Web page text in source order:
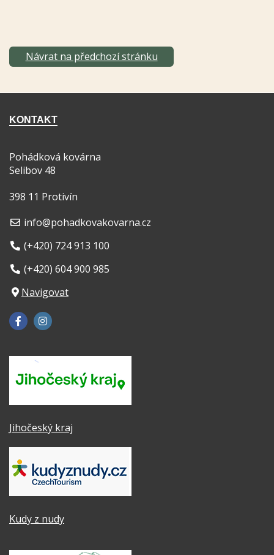
Návrat na předchozí stránku
KONTAKT
Pohádková kovárna
Selibov 48
398 11 Protivín
info@pohadkovakovarna.cz
(+420) 724 913 100
(+420) 604 900 985
Navigovat
Jihočeský kraj
Kudy z nudy